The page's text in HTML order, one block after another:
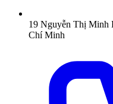
19 Nguyễn Thị Minh
Chí Minh